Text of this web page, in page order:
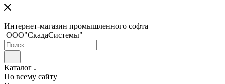
Интернет-магазин промышленного софта
ООО"СкадаСистемы"
Каталог
По всему сайту